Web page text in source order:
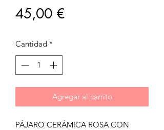
45,00 €Precio
Cantidad *
Agregar al carrito
PÁJARO CERÁMICA ROSA CON